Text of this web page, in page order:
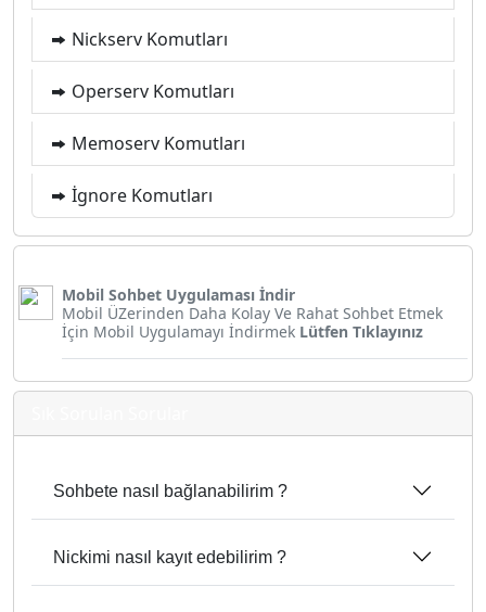
Nickserv Komutları
Operserv Komutları
Memoserv Komutları
İgnore Komutları
Mobil Sohbet Uygulaması İndir
Mobil ÜZerinden Daha Kolay Ve Rahat Sohbet Etmek
İçin Mobil Uygulamayı İndirmek Lütfen Tıklayınız
Sohbete nasıl bağlanabilirim ?
Nickimi nasıl kayıt edebilirim ?